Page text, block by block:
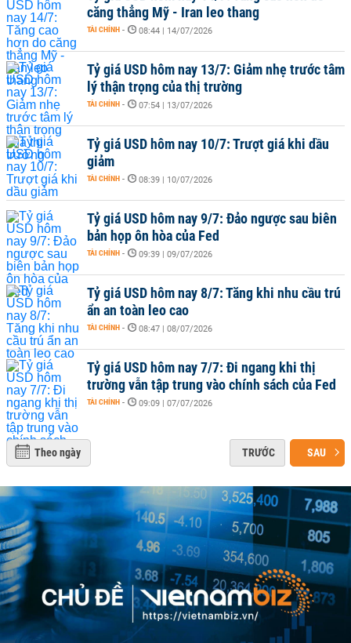
căng thẳng Mỹ - Iran leo thang
TÀI CHÍNH - 08:44 | 14/07/2026
Tỷ giá USD hôm nay 13/7: Giảm nhẹ trước tâm
lý thận trọng của thị trường
TÀI CHÍNH - 07:54 | 13/07/2026
Tỷ giá USD hôm nay 10/7: Trượt giá khi dầu
giảm
TÀI CHÍNH - 08:39 | 10/07/2026
Tỷ giá USD hôm nay 9/7: Đảo ngược sau biên
bản họp ôn hòa của Fed
TÀI CHÍNH - 09:39 | 09/07/2026
Tỷ giá USD hôm nay 8/7: Tăng khi nhu cầu trú
ẩn an toàn leo cao
TÀI CHÍNH - 08:47 | 08/07/2026
Tỷ giá USD hôm nay 7/7: Đi ngang khi thị
trường vẫn tập trung vào chính sách của Fed
TÀI CHÍNH - 09:09 | 07/07/2026
Theo ngày TRƯỚC SAU